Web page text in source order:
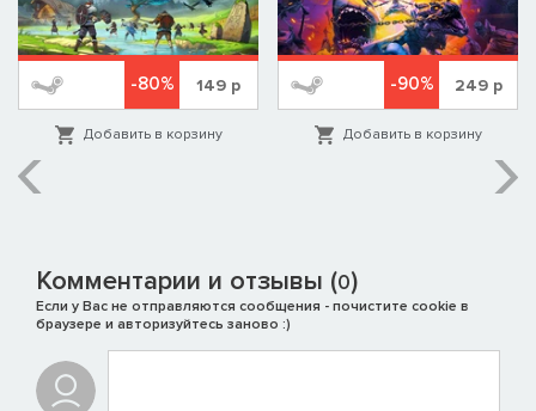
новые союзники способны на предательство. Сражайтесь
без жалости: единственный выживший может вернуть к
жизни весь свой отряд.
Соревнуйтесь в рейтинговом режиме, чтобы испытать свои
навыки и доказать, что вы лучший Бегун на Тау Кита.
ВЛИЯНИЕ — СИЛА
-80% 149 р
Добавить в корзину
-90% 249р
Добавить в корзину
Комментарии и отзывы (0)
Если у Вас не отправляются сообщения - почистите cookie в
браузере и авторизуйтесь заново :)